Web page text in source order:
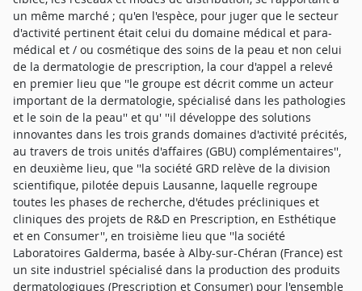
un même marché ; qu'en l'espèce, pour juger que le secteur
d'activité pertinent était celui du domaine médical et para-
médical et / ou cosmétique des soins de la peau et non celui
de la dermatologie de prescription, la cour d'appel a relevé
en premier lieu que ''le groupe est décrit comme un acteur
important de la dermatologie, spécialisé dans les pathologies
et le soin de la peau'' et qu' ''il développe des solutions
innovantes dans les trois grands domaines d'activité précités,
au travers de trois unités d'affaires (GBU) complémentaires'',
en deuxième lieu, que ''la société GRD relève de la division
scientifique, pilotée depuis Lausanne, laquelle regroupe
toutes les phases de recherche, d'études précliniques et
cliniques des projets de R&D en Prescription, en Esthétique
et en Consumer'', en troisième lieu que ''la société
Laboratoires Galderma, basée à Alby-sur-Chéran (France) est
un site industriel spécialisé dans la production des produits
dermatologiques (Prescription et Consumer) pour l'ensemble